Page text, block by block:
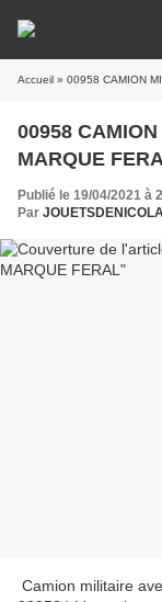
Accueil » 00958 CAMION
00958
MARQUE
Publié le 19/04/2021 à
Par
Camion militaire